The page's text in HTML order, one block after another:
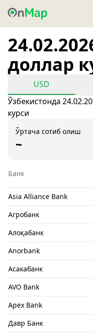
доллар
USD
Ўзбекистонда
курси
Ўртача сотиб олиш
~
Банк
Asia Alliance Bank
Агробанк
Алоқабанк
Anorbank
Асакабанк
AVO Bank
Apex Bank
Давр Банк